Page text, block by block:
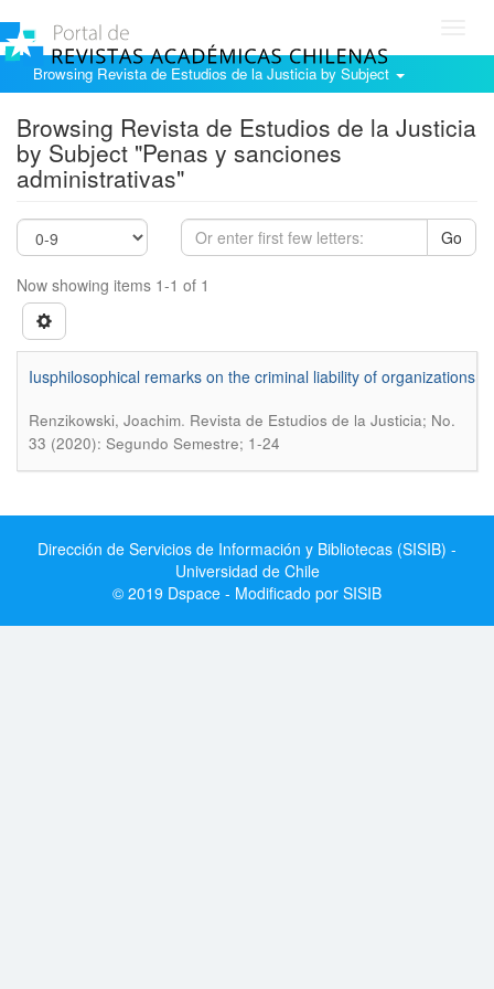
Browsing Revista de Estudios de la Justicia by Subject
Browsing Revista de Estudios de la Justicia
by Subject "Penas y sanciones
administrativas"
Go
Now showing items 1-1 of 1
Iusphilosophical remarks on the criminal liability of organizations
Renzikowski, Joachim. Revista de Estudios de la Justicia; No.
33 (2020): Segundo Semestre; 1-24
Dirección de Servicios de Información y Bibliotecas (SISIB) -
Universidad de Chile
© 2019 Dspace - Modificado por SISIB